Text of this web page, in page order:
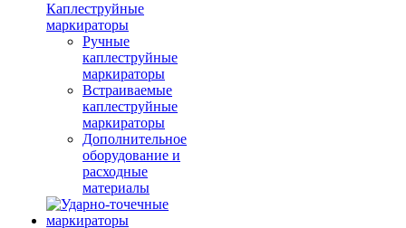
Каплеструйные
маркираторы
Ручные
каплеструйные
маркираторы
Встраиваемые
каплеструйные
маркираторы
Дополнительное
оборудование и
расходные
материалы